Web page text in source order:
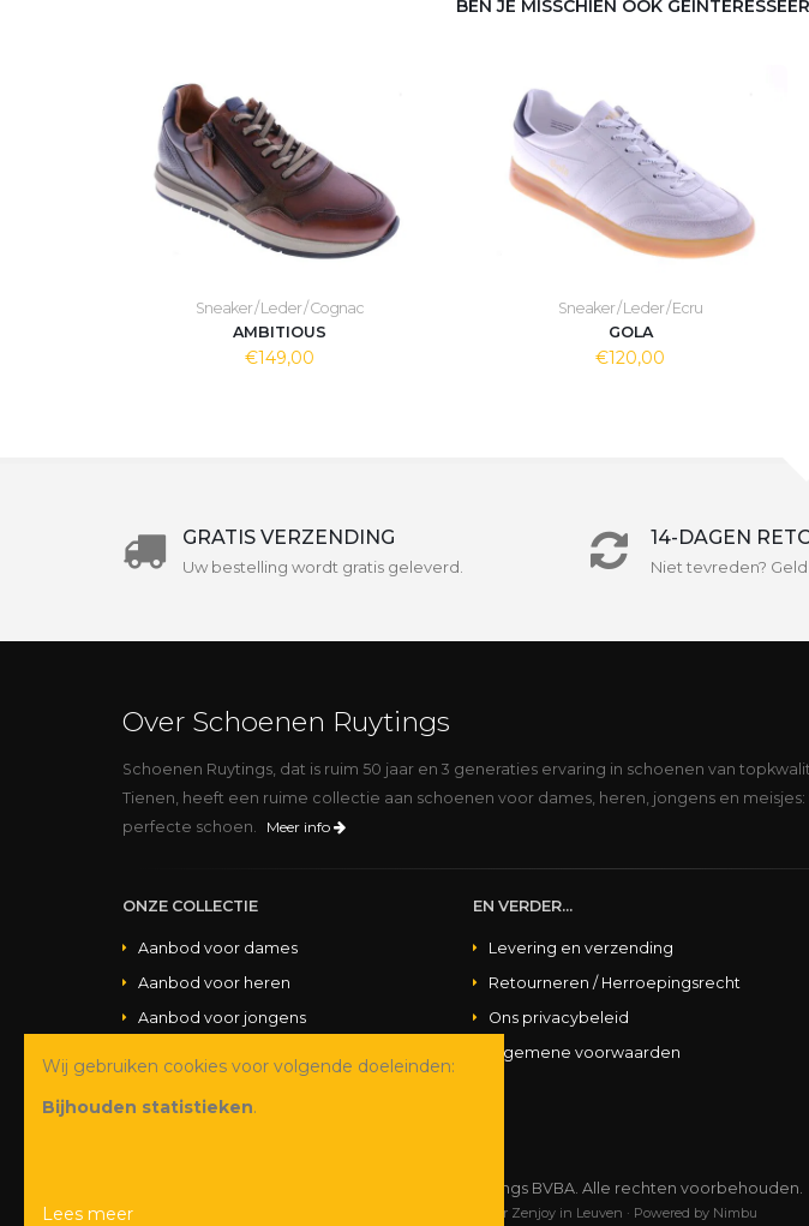
BEN JE MISSCHIEN OOK
Sneaker / Leder / Cognac
AMBITIOUS
€149,00
Sneaker / Leder / Ecru
GOLA
€120,00
GRATIS VERZENDING
Uw bestelling wordt gratis geleverd.
14-DAGEN
Niet tevreden?
Over Schoenen Ruytings
Schoenen Ruytings, dat is ruim 50 jaar en 3 generaties ervaring in schoenen van
Tienen, heeft een ruime collectie aan schoenen voor dames, heren, jongens en
perfecte schoen.
Meer info
ONZE COLLECTIE
Aanbod voor dames
Aanbod voor heren
Aanbod voor jongens
EN VERDER...
Levering en verzending
Retourneren / Herroepingsrecht
Ons privacybeleid
Algemene voorwaarden
© Copyright 2026 Schoenen Ruytings BVBA. Alle rechten voorbehouden.
door Zenjoy in Leuven · Powered by Nimbu
Wij gebruiken cookies voor volgende doeleinden:
Bijhouden statistieken.
Lees meer